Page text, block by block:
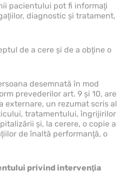
pacientului pot fi informaţi
diagnostic şi tratament,
de a cere şi de a obţine o
desemnată în mod
prevederilor art. 9 şi 10, are
externare, un rezumat scris al
tratamentului, îngrijirilor
şi, la cerere, o copie a
de înaltă performanţă, o
privind intervenţia